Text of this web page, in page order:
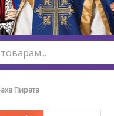
Пирата